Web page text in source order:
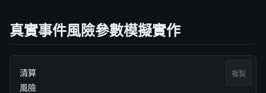
真實事件風險參數模擬實作
清算
風險
複製